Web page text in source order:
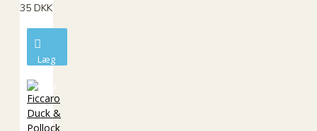
35 DKK
Læg
kurv